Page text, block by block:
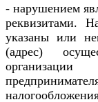
- нарушением
реквизитами.
указаны или
(адрес)